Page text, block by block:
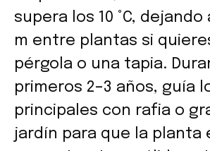
supera los 10 °C, dejando
m entre plantas si
pérgola o una tapia.
primeros 2–3 años, guía
principales con rafia o
jardín para que la planta